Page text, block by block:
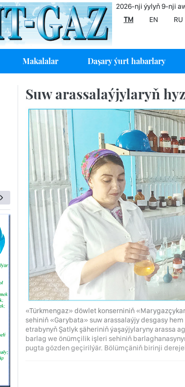
2026-nji ýylyň 9-nji
TM
EN RU
Makalalar Daşary ýurt habarlary
Suw arassalaýjylaryň
«Türkmengaz» döwlet konserniniň
sehiniň «Garybata» suw arassalaýjy desgasy
etrabynyň Şatlyk şäheriniň ýaşaýjylaryny arassa
barlag we önümçilik işleri sehiniň
pugta gözden geçirilýär. Bölümçäniň birinji